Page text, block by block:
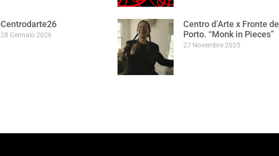
Centrodarte26
28 Gennaio 2026
Centro d’Arte x Fronte del
Porto. “Monk in Pieces”
27 Novembre 2025